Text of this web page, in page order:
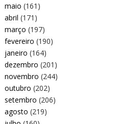
maio (161)
abril (171)
março (197)
fevereiro (190)
janeiro (164)
dezembro (201)
novembro (244)
outubro (202)
setembro (206)
agosto (219)